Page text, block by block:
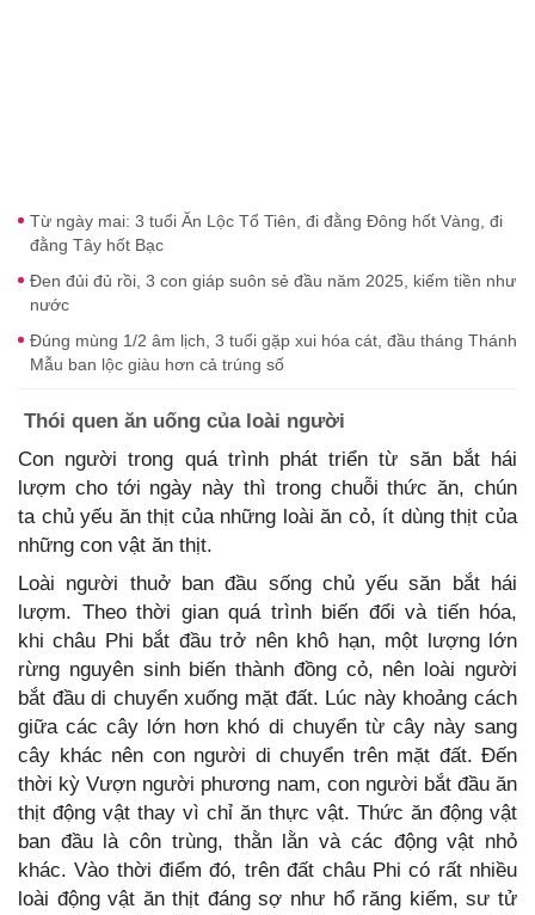
Từ ngày mai: 3 tuổi Ăn Lộc Tổ Tiên, đi đằng Đông hốt Vàng, đi
đằng Tây hốt Bạc
Đen đủi đủ rồi, 3 con giáp suôn sẻ đầu năm 2025, kiếm tiền như
nước
Đúng mùng 1/2 âm lịch, 3 tuổi gặp xui hóa cát, đầu tháng Thánh
Mẫu ban lộc giàu hơn cả trúng số
Thói quen ăn uống của loài người
Con người trong quá trình phát triển từ săn bắt hái
lượm cho tới ngày này thì trong chuỗi thức ăn, chún
ta chủ yếu ăn thịt của những loài ăn cỏ, ít dùng thịt của
những con vật ăn thịt.
Loài người thuở ban đầu sống chủ yếu săn bắt hái
lượm. Theo thời gian quá trình biến đổi và tiến hóa,
khi châu Phi bắt đầu trở nên khô hạn, một lượng lớn
rừng nguyên sinh biến thành đồng cỏ, nên loài người
bắt đầu di chuyển xuống mặt đất. Lúc này khoảng cách
giữa các cây lớn hơn khó di chuyển từ cây này sang
cây khác nên con người di chuyển trên mặt đất. Đến
thời kỳ Vượn người phương nam, con người bắt đầu ăn
thịt động vật thay vì chỉ ăn thực vật. Thức ăn động vật
ban đầu là côn trùng, thằn lằn và các động vật nhỏ
khác. Vào thời điểm đó, trên đất châu Phi có rất nhiều
loài động vật ăn thịt đáng sợ như hổ răng kiếm, sư tử